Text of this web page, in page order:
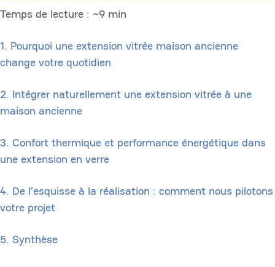
Temps de lecture : ~9 min
1. Pourquoi une extension vitrée maison ancienne
change votre quotidien
2. Intégrer naturellement une extension vitrée à une
maison ancienne
3. Confort thermique et performance énergétique dans
une extension en verre
4. De l’esquisse à la réalisation : comment nous pilotons
votre projet
5. Synthèse